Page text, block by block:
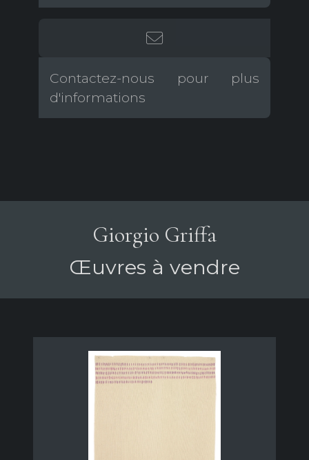
Contactez-nous pour plus
d'informations
Giorgio Griffa
Œuvres à vendre